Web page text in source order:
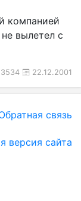
компанией
вылетел с
3534 22.12.2001
связь
версия сайта